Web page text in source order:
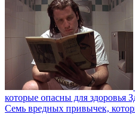
которые опасны для здоровья
Семь вредных привычек,